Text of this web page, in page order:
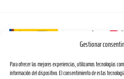
Gestionar
Para ofrecer las mejores experiencias, utilizamos tecnologías
información del dispositivo. El consentimiento de estas
Web financiada por la Unión Europea a través
programa Kit